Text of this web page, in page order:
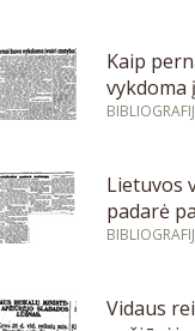
Kaip
vykdoma
Lietuvos
padarė
Vidaus